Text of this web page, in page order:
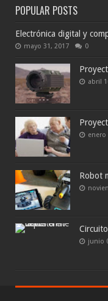
POPULAR POSTS
Electrónica digital y
mayo 31, 2017 0
abril
enero
Robot
junio